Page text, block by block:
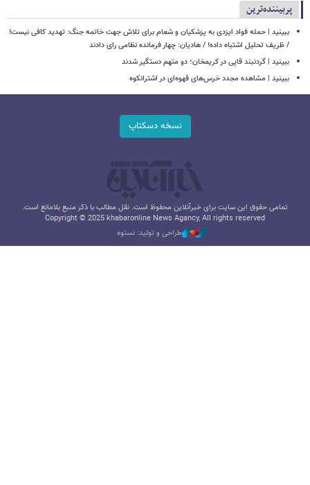
پربیننده‌ترین
ببینید | حمله فواد ایزدی به پزشکیان و شعام برای تلاش جهت خاتمه جنگ: تهدید کافی نیست!
/ ظریف تحلیل اشتباه داده! / هادیان: چهار فرمانده نظامی رای دادند
ببینید | گردنبند قاپی در کریمخان؛ دو متهم دستگیر شدند
ببینید | مشاهده مجدد خرس‌های قهوه‌ای در اشترانکوه
نسخه دسکتاپ
تمامی حقوق این سایت برای خبرآنلاین محفوظ است. نقل مطالب با ذکر منبع بلامانع است.
Copyright © 2025 khabaronline News Agancy, All rights reserved
طراحی و تولید: نستوه